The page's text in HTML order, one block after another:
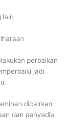
lain
perbaikan
jadi
dicairkan
dan penyedia